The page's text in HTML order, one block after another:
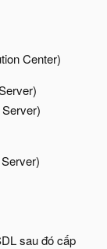
Center)
sau đó cấp